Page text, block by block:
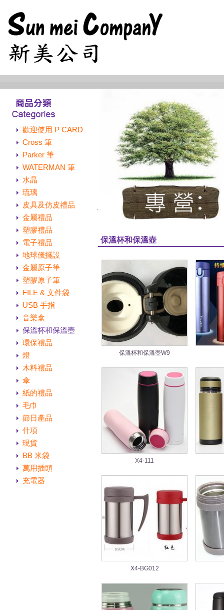
歡迎使用 P CARD
Cross 筆
Parker 筆
WATERMAN 筆
水晶
琉璃
皮具及仿皮禮品
金屬禮品
塑膠禮品
電子禮品
地球儀擺設
金屬原子筆
塑膠原子筆
FILE & 文件袋
USB 手指
音樂盒
保溫杯和保溫壺
環保禮品
燈
木料禮品
傘
紙的禮品
毛巾
節日產品
什項
現貨
BB 米袋
萬用插頭
充電器
保溫杯和保溫壺
保溫杯和保溫壺W9
X4-111
X4-BG012